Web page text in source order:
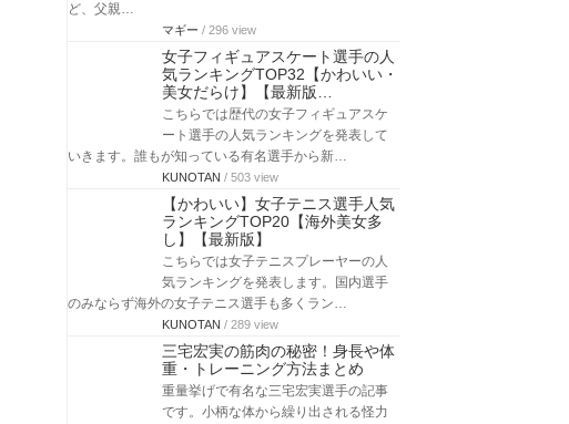
ど、父親…
マギー / 296 view
女子フィギュアスケート選手の人
気ランキングTOP32【かわいい・
美女だらけ】【最新版…
こちらでは歴代の女子フィギュアスケ
ート選手の人気ランキングを発表して
いきます。誰もが知っている有名選手から新…
KUNOTAN / 503 view
【かわいい】女子テニス選手人気
ランキングTOP20【海外美女多
し】【最新版】
こちらでは女子テニスプレーヤーの人
気ランキングを発表します。国内選手
のみならず海外の女子テニス選手も多くラン…
KUNOTAN / 289 view
三宅宏実の筋肉の秘密！身長や体
重・トレーニング方法まとめ
重量挙げで有名な三宅宏実選手の記事
です。小柄な体から繰り出される怪力